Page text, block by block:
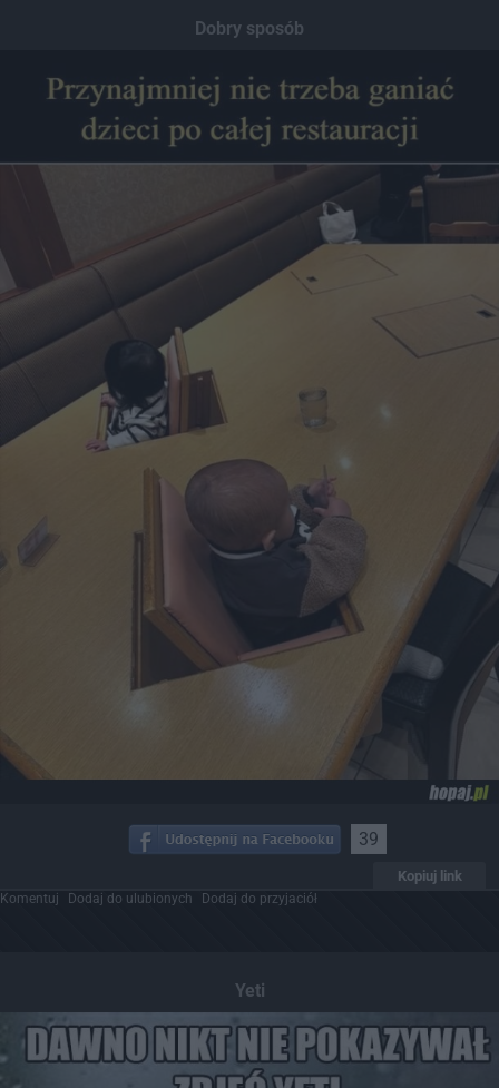
Dobry sposób
39
Kopiuj link
Komentuj Dodaj do ulubionych Dodaj do przyjaciół
Yeti